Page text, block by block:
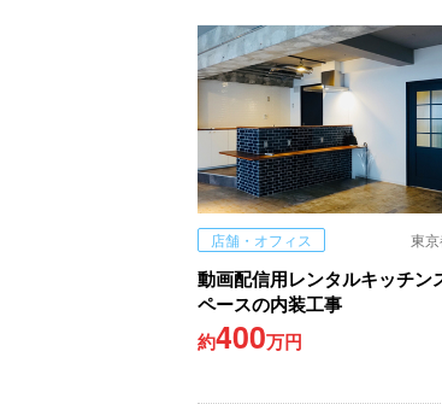
店舗・オフィス 東
動画配信用レンタルキッチン
ペースの内装工事
約400万円